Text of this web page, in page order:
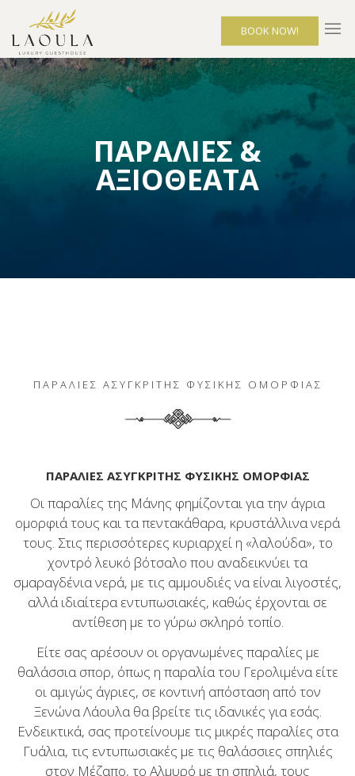
BOOK NOW!
ΠΑΡΑΛΙΕΣ &
ΑΞΙΟΘΕΑΤΑ
ΠΑΡΑΛΙΕΣ ΑΣΥΓΚΡΙΤΗΣ ΦΥΣΙΚΗΣ ΟΜΟΡΦΙΑΣ
ΠΑΡΑΛΙΕΣ ΑΣΥΓΚΡΙΤΗΣ ΦΥΣΙΚΗΣ ΟΜΟΡΦΙΑΣ
Οι παραλίες της Μάνης φημίζονται για την άγρια
ομορφιά τους και τα πεντακάθαρα, κρυστάλλινα νερά
τους. Στις περισσότερες κυριαρχεί η «λαλούδα», το
χοντρό λευκό βότσαλο που αναδεικνύει τα
σμαραγδένια νερά, με τις αμμουδιές να είναι λιγοστές,
αλλά ιδιαίτερα εντυπωσιακές, καθώς έρχονται σε
αντίθεση με το γύρω σκληρό τοπίο.
Είτε σας αρέσουν οι οργανωμένες παραλίες με
θαλάσσια σπορ, όπως η παραλία του Γερολιμένα είτε
οι αμιγώς άγριες, σε κοντινή απόσταση από τον
Ξενώνα Λάουλα θα βρείτε τις ιδανικές για εσάς.
Ενδεικτικά, σας προτείνουμε τις μικρές παραλίες στα
Γυάλια, τις εντυπωσιακές με τις θαλάσσιες σπηλιές
στον Μέζαπο, το Αλμυρό με τη σπηλιά, τους